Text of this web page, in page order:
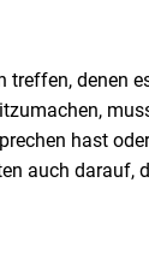
denen
hast
auch darauf,